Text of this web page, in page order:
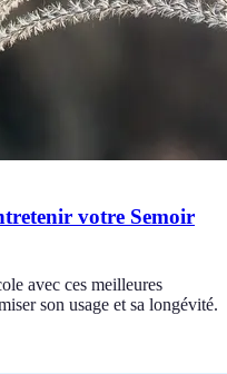
votre Semoir
avec ces meilleures
son usage et sa longévité.